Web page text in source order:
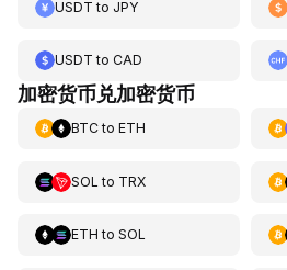
USDT to JPY
USDT to CAD
加密货币兑加密货币
BTCto ETH
SOL to TRX
ETH to SOL